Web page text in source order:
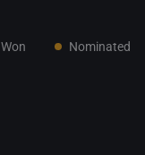
Won Nominated